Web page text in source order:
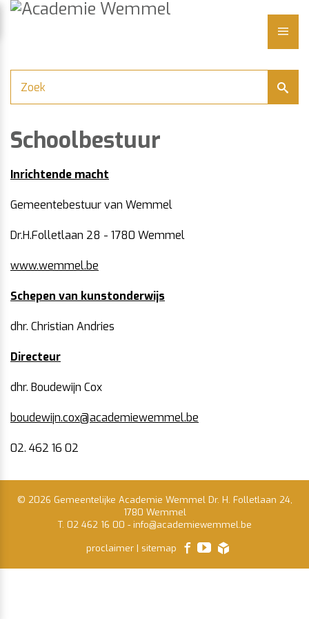
Naar
Academie
Schoolbestuur
Inrichtende macht
Gemeentebestuur van Wemmel
Dr.H.Folletlaan 28 - 1780 Wemmel
www.wemmel.be
Schepen van kunstonderwijs
dhr. Christian Andries
Directeur
dhr. Boudewijn Cox
boudewijn.cox@academiewemmel.be
02. 462 16 02
© 2026 Gemeentelijke Academie Wemmel Dr. H. Folletlaan 24,
1780 Wemmel
T. 02 462 16 00 - info@academiewemmel.be
proclaimer | sitemap facebookyoutube
lcp.nv
2026